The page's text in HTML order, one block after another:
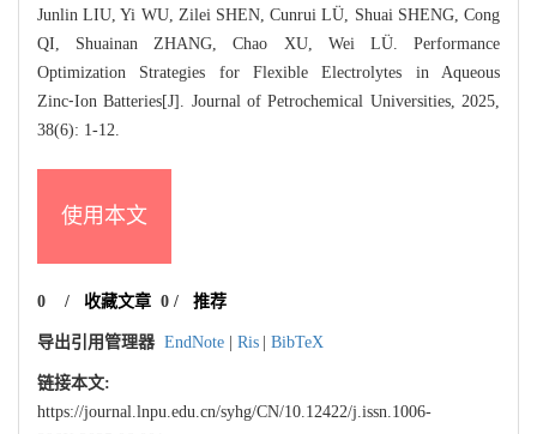
Junlin LIU, Yi WU, Zilei SHEN, Cunrui LÜ, Shuai SHENG, Cong
QI, Shuainan ZHANG, Chao XU, Wei LÜ. Performance
Optimization Strategies for Flexible Electrolytes in Aqueous
Zinc⁃Ion Batteries[J]. Journal of Petrochemical Universities, 2025,
38(6): 1-12.
使用本文
0 / 收藏文章 0/ 推荐
导出引用管理器 EndNote Ris BibTeX
链接本文:
https://journal.lnpu.edu.cn/syhg/CN/10.12422/j.issn.1006-